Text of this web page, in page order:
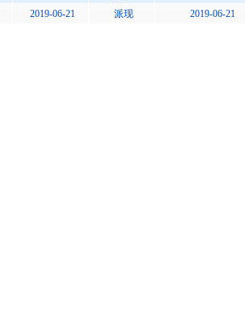
2019-06-21 派现 2019-06-21